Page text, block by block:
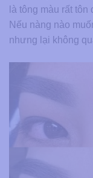
là tông màu rất
Nếu nàng nào
nhưng lại không